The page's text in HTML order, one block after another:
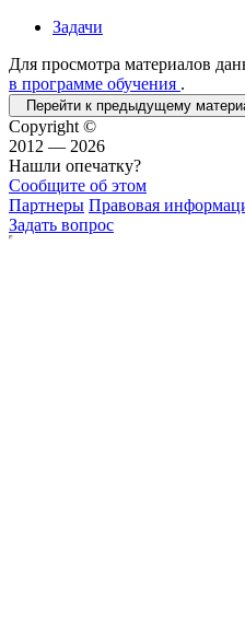
Задачи
Для просмотра материалов
в программе обучения .
Перейти к предыдущему
Copyright ©
2012 — 2026
Нашли опечатку?
Сообщите об этом
Партнеры Правовая
Задать вопрос